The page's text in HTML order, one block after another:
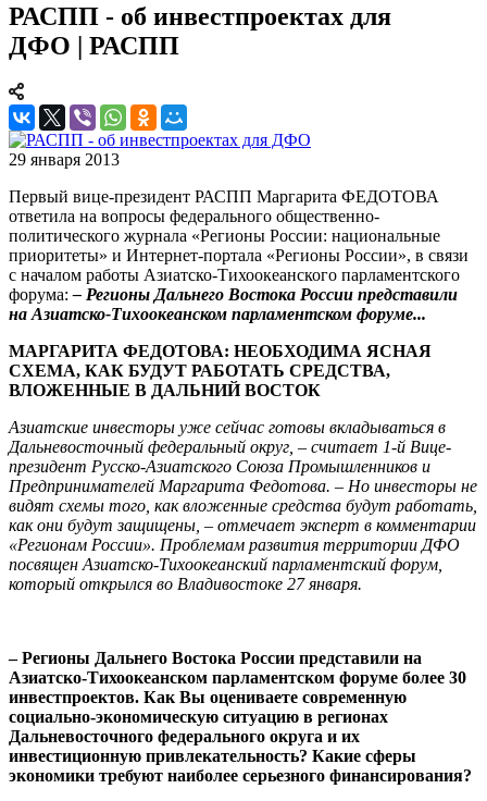
РАСПП - об инвестпроектах для
ДФО | РАСПП
29 января 2013
Первый вице-президент РАСПП Маргарита ФЕДОТОВА
ответила на вопросы федерального общественно-
политического журнала «Регионы России: национальные
приоритеты» и Интернет-портала «Регионы России», в связи
с началом работы Азиатско-Тихоокеанского парламентского
форума:– Регионы Дальнего Востока России представили
на Азиатско-Тихоокеанском парламентском форуме...
МАРГАРИТА ФЕДОТОВА: НЕОБХОДИМА ЯСНАЯ
СХЕМА, КАК БУДУТ РАБОТАТЬ СРЕДСТВА,
ВЛОЖЕННЫЕ В ДАЛЬНИЙ ВОСТОК
Азиатские инвесторы уже сейчас готовы вкладываться в
Дальневосточный федеральный округ, – считает 1-й Вице-
президент Русско-Азиатского Союза Промышленников и
Предпринимателей Маргарита Федотова. – Но инвесторы не
видят схемы того, как вложенные средства будут работать,
как они будут защищены, – отмечает эксперт в комментарии
«Регионам России». Проблемам развития территории ДФО
посвящен Азиатско-Тихоокеанский парламентский форум,
который открылся во Владивостоке 27 января.
– Регионы Дальнего Востока России представили на
Азиатско-Тихоокеанском парламентском форуме более 30
инвестпроектов. Как Вы оцениваете современную
социально-экономическую ситуацию в регионах
Дальневосточного федерального округа и их
инвестиционную привлекательность? Какие сферы
экономики требуют наиболее серьезного финансирования?